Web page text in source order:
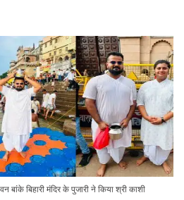
बिहारी मंदिर के पुजारी ने किया श्री काशी